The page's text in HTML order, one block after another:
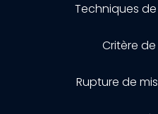
Techniques
Critère
Rupture de